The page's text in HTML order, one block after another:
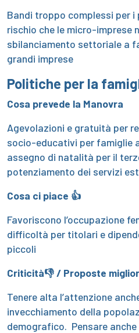
Bandi troppo complessi per
rischio che le micro-imprese
sbilanciamento settoriale a
grandi imprese
Politiche per la
Cosa prevede la Manovra
Agevolazioni e gratuità per
socio-educativi per famiglie
assegno di natalità per il
potenziamento dei servizi
Cosa ci piace 👍
Favoriscono l’occupazione
difficoltà per titolari e
piccoli
Criticità👎 / Proposte
Tenere alta l’attenzione
invecchiamento della
demografico. Pensare